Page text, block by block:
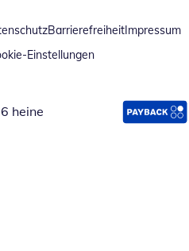
BarrierefreiheitImpressum
Einstellungen
heine